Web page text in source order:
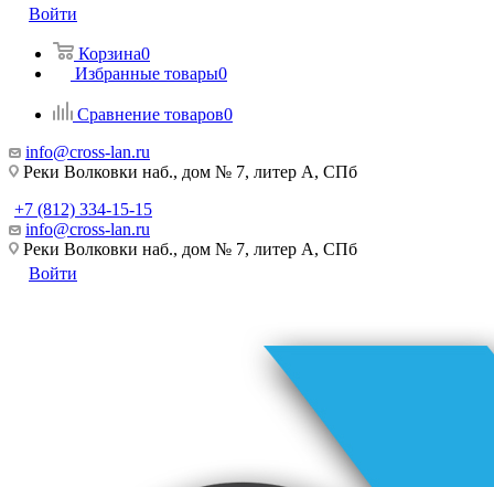
Войти
Корзина0
Избранные товары0
Сравнение товаров0
info@cross-lan.ru
Реки Волковки наб., дом № 7, литер А, СПб
+7 (812) 334-15-15
info@cross-lan.ru
Реки Волковки наб., дом № 7, литер А, СПб
Войти